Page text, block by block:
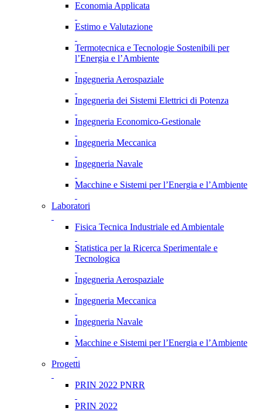
Economia Applicata
Estimo e Valutazione
Termotecnica e Tecnologie Sostenibili per
l’Energia e l’Ambiente
Ingegneria Aerospaziale
Ingegneria dei Sistemi Elettrici di Potenza
Ingegneria Economico-Gestionale
Ingegneria Meccanica
Ingegneria Navale
Macchine e Sistemi per l’Energia e l’Ambiente
Laboratori
Fisica Tecnica Industriale ed Ambientale
Statistica per la Ricerca Sperimentale e
Tecnologica
Ingegneria Aerospaziale
Ingegneria Meccanica
Ingegneria Navale
Macchine e Sistemi per l’Energia e l’Ambiente
Progetti
PRIN 2022 PNRR
PRIN 2022